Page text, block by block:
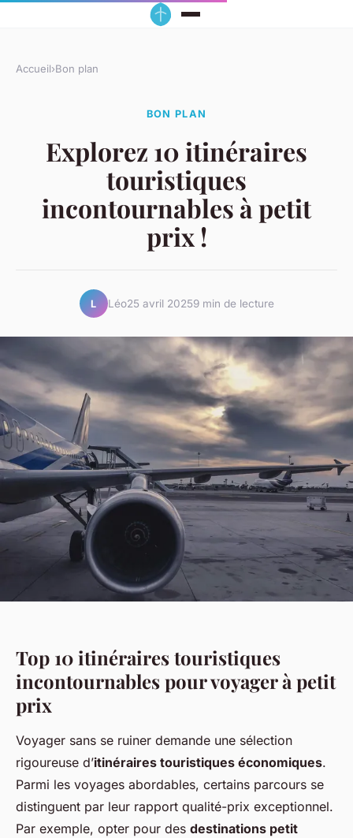
Accueil›Bon plan
BON PLAN
Explorez 10 itinéraires
touristiques
incontournables à petit
prix !
L Léo25 avril 20259 min de lecture
Top 10 itinéraires touristiques
incontournables pour voyager à petit
prix
Voyager sans se ruiner demande une sélection
rigoureuse d’itinéraires touristiques économiques.
Parmi les voyages abordables, certains parcours se
distinguent par leur rapport qualité-prix exceptionnel.
Par exemple, opter pour des destinations petit